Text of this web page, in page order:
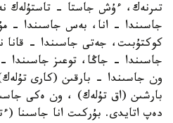
تىرنەك، ءۇش جاستا - تاستۇلەك
جاسىندا - انا، بەس جاسىندا -
كوكتۇبىت، جەتى جاسىندا - قانا
جاسىندا - جاڭا، توعىز جاسىندا
ون جاسىندا - بارقىن (كارى
بارشىن (اق تۇلەك) ، ون ەكى
دەپ اتايدى. بۇركىت انا جاسىنا